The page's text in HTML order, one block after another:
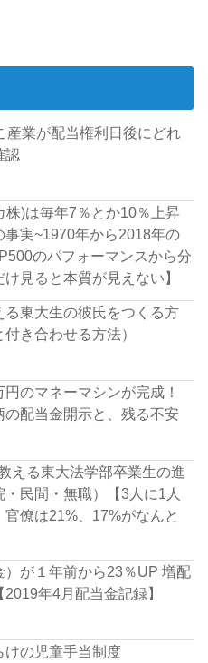
産業が配当権利日後にどれ
認
株)は毎年7％とか10％上昇
事実~1970年から2018年の
のパフォーマンスから分
見ると本質が見えない】
る東大生の彼氏をつくる方
き合わせる方法）
のマネーマシンが完成！
の配当金開示と、残る不安
える東大法学部卒業生の進
民間・無職）【3人に1人
僚は21%、17%がなんと
）が１年前から23％UP 増配
年4月配当金記録】
けの児童手当制度